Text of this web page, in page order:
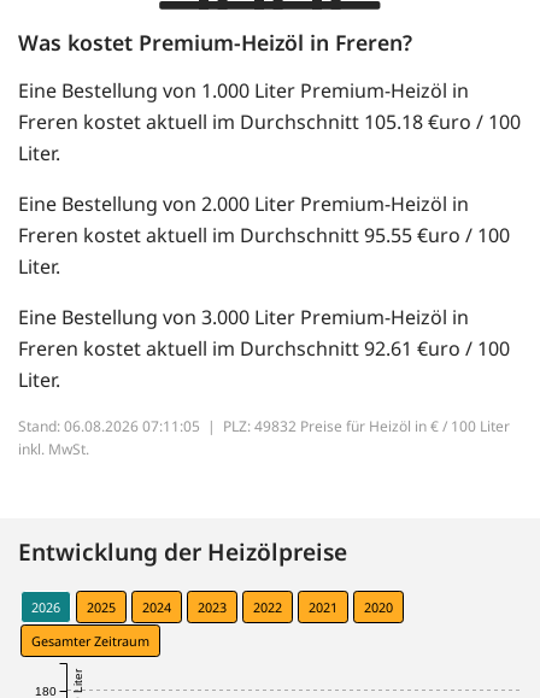
Was kostet Premium-Heizöl in Freren?
Eine Bestellung von 1.000 Liter Premium-Heizöl in
Freren kostet aktuell im Durchschnitt 105.18 €uro / 100
Liter.
Eine Bestellung von 2.000 Liter Premium-Heizöl in
Freren kostet aktuell im Durchschnitt 95.55 €uro / 100
Liter.
Eine Bestellung von 3.000 Liter Premium-Heizöl in
Freren kostet aktuell im Durchschnitt 92.61 €uro / 100
Liter.
Stand: 06.08.2026 07:11:05 | PLZ: 49832 Preise für Heizöl in € / 100 Liter
inkl. MwSt.
Entwicklung der Heizölpreise
2026 2025 2024 2023 2022 2021
2020
Gesamter Zeitraum
180